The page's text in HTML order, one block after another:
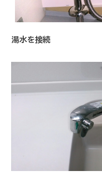
湯水を接続